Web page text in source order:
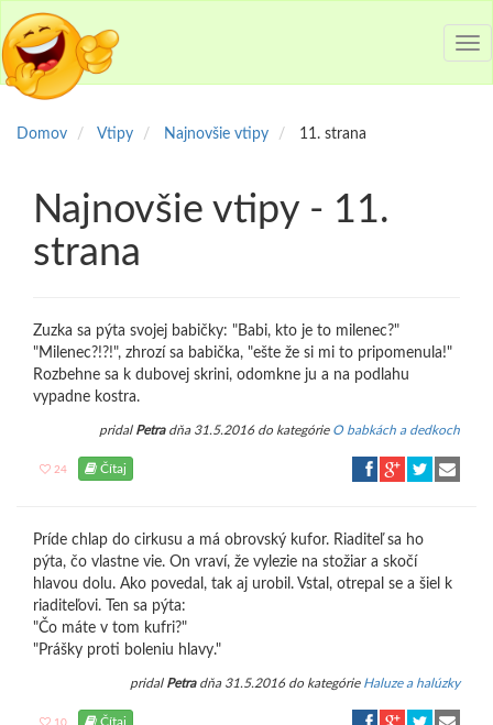
Domov Vtipy Najnovšie vtipy 11. strana
Najnovšie vtipy - 11.
strana
Zuzka sa pýta svojej babičky: "Babi, kto je to milenec?"
"Milenec?!?!", zhrozí sa babička, "ešte že si mi to pripomenula!"
Rozbehne sa k dubovej skrini, odomkne ju a na podlahu
vypadne kostra.
pridal Petradňa 31.5.2016 do kategórie O babkách a dedkoch
24 Čítaj
Príde chlap do cirkusu a má obrovský kufor. Riaditeľ sa ho
pýta, čo vlastne vie. On vraví, že vylezie na stožiar a skočí
hlavou dolu. Ako povedal, tak aj urobil. Vstal, otrepal se a šiel k
riaditeľovi. Ten sa pýta:
"Čo máte v tom kufri?"
"Prášky proti boleniu hlavy."
pridal Petradňa 31.5.2016 do kategórie Haluze a halúzky
10 Čítaj